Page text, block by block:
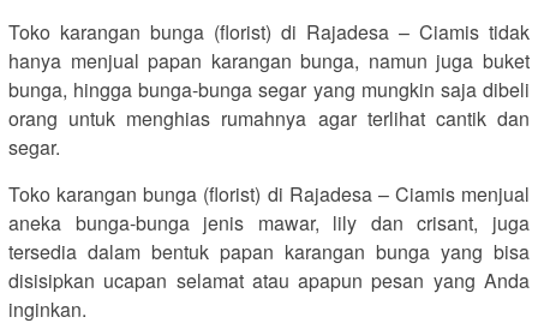
Toko karangan bunga (florist) di Rajadesa – Ciamis tidak
hanya menjual papan karangan bunga, namun juga buket
bunga, hingga bunga-bunga segar yang mungkin saja dibeli
orang untuk menghias rumahnya agar terlihat cantik dan
segar.
Toko karangan bunga (florist) di Rajadesa – Ciamis menjual
aneka bunga-bunga jenis mawar, lily dan crisant, juga
tersedia dalam bentuk papan karangan bunga yang bisa
disisipkan ucapan selamat atau apapun pesan yang Anda
inginkan.